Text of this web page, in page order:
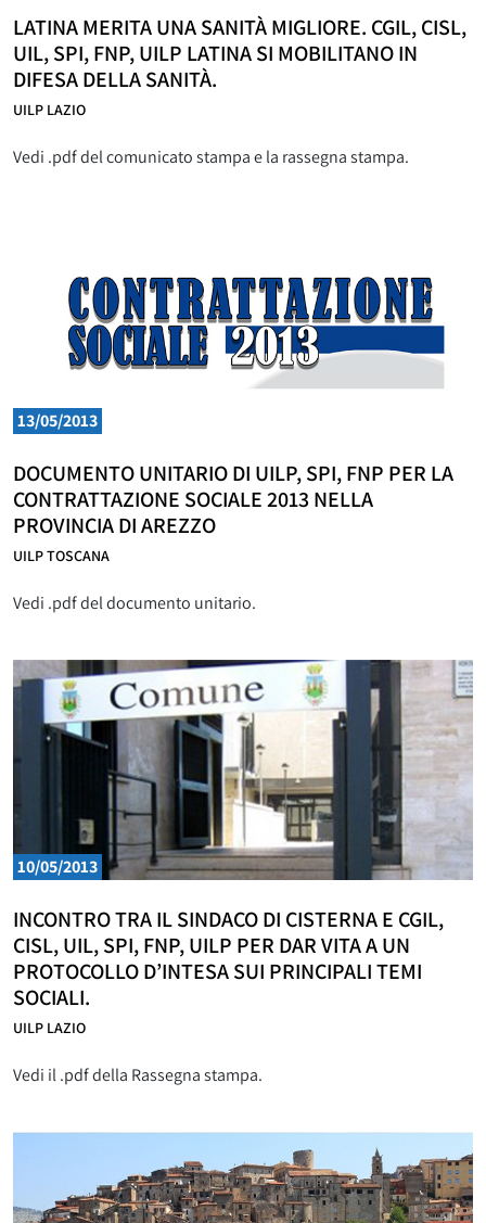
LATINA MERITA UNA SANITÀ MIGLIORE. CGIL, CISL,
UIL, SPI, FNP, UILP LATINA SI MOBILITANO IN
DIFESA DELLA SANITÀ.
UILP LAZIO
Vedi .pdf del comunicato stampa e la rassegna stampa.
13/05/2013
DOCUMENTO UNITARIO DI UILP, SPI, FNP PER LA
CONTRATTAZIONE SOCIALE 2013 NELLA
PROVINCIA DI AREZZO
UILP TOSCANA
Vedi .pdf del documento unitario.
10/05/2013
INCONTRO TRA IL SINDACO DI CISTERNA E CGIL,
CISL, UIL, SPI, FNP, UILP PER DAR VITA A UN
PROTOCOLLO D’INTESA SUI PRINCIPALI TEMI
SOCIALI.
UILP LAZIO
Vedi il .pdf della Rassegna stampa.